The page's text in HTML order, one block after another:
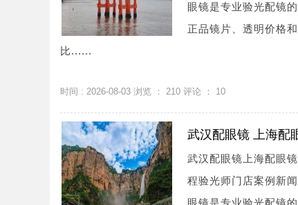
眼镜是专业验光配镜
正品镜片、透明价格
比......
时间 : 2026-08-03 浏览 ： 210 评论 ： 10
武汉配眼镜 上海配
武汉配眼镜上海配眼
程验光师门店案例新
眼镜是专业验光配镜